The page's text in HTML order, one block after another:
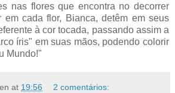
nas flores que encontra no decorrer
em cada flor, Bianca, detêm em seus
à cor tocada, passando assim a
íris" em suas mãos, podendo colorir
Mundo!"
at 19:56 2 comentários: